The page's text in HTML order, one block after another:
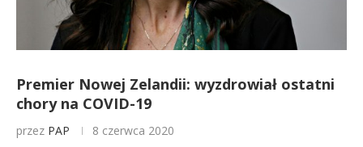
Premier Nowej Zelandii: wyzdrowiał ostatni
chory na COVID-19
przez PAP 8 czerwca 2020